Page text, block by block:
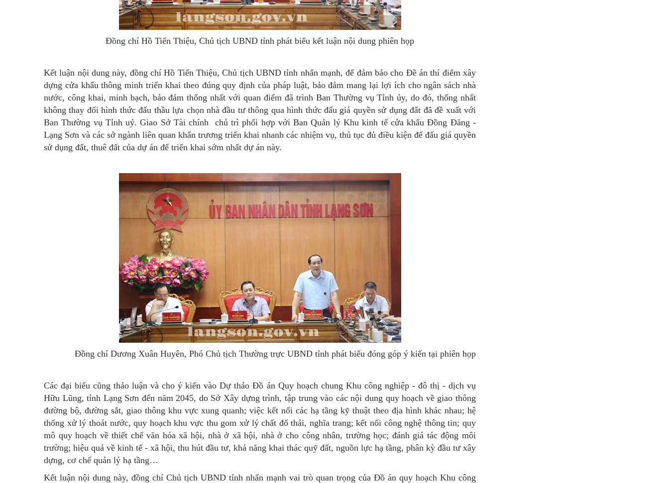
Đồng chí Hồ Tiến Thiệu, Chủ tịch UBND tỉnh phát biểu kết luận nội dung phiên họp
Kết luận nội dung này, đồng chí Hồ Tiến Thiệu, Chủ tịch UBND tỉnh nhấn mạnh, để đảm bảo cho Đề án thí điểm xây
dựng cửa khẩu thông minh triển khai theo đúng quy định của pháp luật, bảo đảm mang lại lợi ích cho ngân sách nhà
nước, công khai, minh bạch, bảo đảm thống nhất với quan điểm đã trình Ban Thường vụ Tỉnh ủy, do đó, thống nhất
không thay đổi hình thức đấu thầu lựa chọn nhà đầu tư thông qua hình thức đấu giá quyền sử dụng đất đã đề xuất với
Ban Thường vụ Tỉnh uỷ. Giao Sở Tài chính chủ trì phối hợp với Ban Quản lý Khu kinh tế cửa khẩu Đồng Đăng -
Lạng Sơn và các sở ngành liên quan khẩn trương triển khai nhanh các nhiệm vụ, thủ tục đủ điều kiện để đấu giá quyền
sử dụng đất, thuê đất của dự án để triển khai sớm nhất dự án này.
Đồng chí Dương Xuân Huyên, Phó Chủ tịch Thường trực UBND tỉnh phát biểu đóng góp ý kiến tại phiên họp
Các đại biểu cũng thảo luận và cho ý kiến vào Dự thảo Đồ án Quy hoạch chung Khu công nghiệp - đô thị - dịch vụ
Hữu Lũng, tỉnh Lạng Sơn đến năm 2045, do Sở Xây dựng trình, tập trung vào các nội dung quy hoạch về giao thông
đường bộ, đường sắt, giao thông khu vực xung quanh; việc kết nối các hạ tầng kỹ thuật theo địa hình khác nhau; hệ
thống xử lý thoát nước, quy hoạch khu vực thu gom xử lý chất đổ thải, nghĩa trang; kết nối công nghệ thông tin; quy
mô quy hoạch về thiết chế văn hóa xã hội, nhà ở xã hội, nhà ở cho công nhân, trường học; đánh giá tác động môi
trường; hiệu quả về kinh tế - xã hội, thu hút đầu tư, khả năng khai thác quỹ đất, nguồn lực hạ tầng, phân kỳ đầu tư xây
dựng, cơ chế quản lý hạ tầng…
Kết luận nội dung này, đồng chí Chủ tịch UBND tỉnh nhấn mạnh vai trò quan trọng của Đồ án quy hoạch Khu công